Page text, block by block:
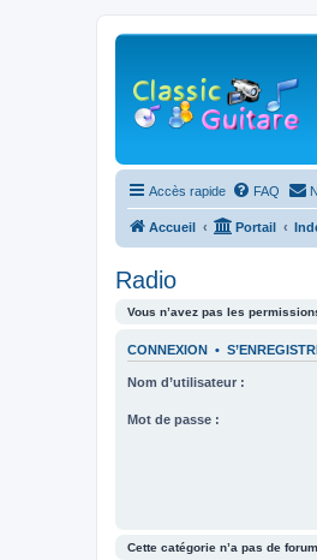
Accès rapide FAQ
Accueil Portail
Radio
Vous n’avez pas les
CONNEXION •
Nom d’utilisateur :
Mot de passe :
Cette catégorie n’a pas de forum.